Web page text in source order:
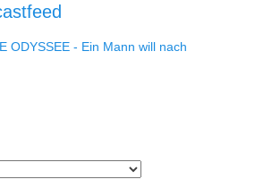
ODYSSEE - Ein Mann will nach